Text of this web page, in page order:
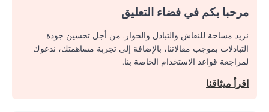
مرحبا بكم في فضاء التعليق
نريد مساحة للنقاش والتبادل والحوار. من أجل تحسين جودة
التبادلات بموجب مقالاتنا، بالإضافة إلى تجربة مساهمتك، ندعوك
لمراجعة قواعد الاستخدام الخاصة بنا.
اقرأ ميثاقنا